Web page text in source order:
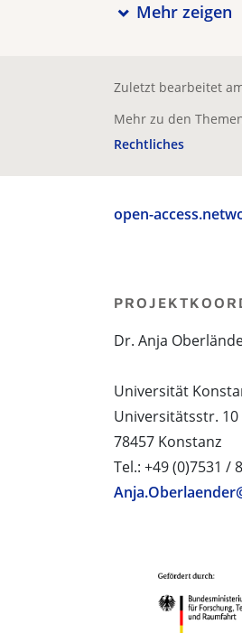
Mehr zeigen
Zuletzt bearbeitet
Mehr zu den
Rechtliches
open-
Dr. Anja
Universität
Universitätsstr. 10
78457 Konstanz
Tel.: +49 (0)7531 /